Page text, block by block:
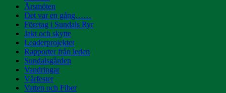
Årsmöten
Det var en gång……
Företag i Sundals Ryr
Jakt och skytte
Leaderprojektet
Rapporter från leden
Sundalsgården
Vandringar
Vårfester
Vatten och Fiber